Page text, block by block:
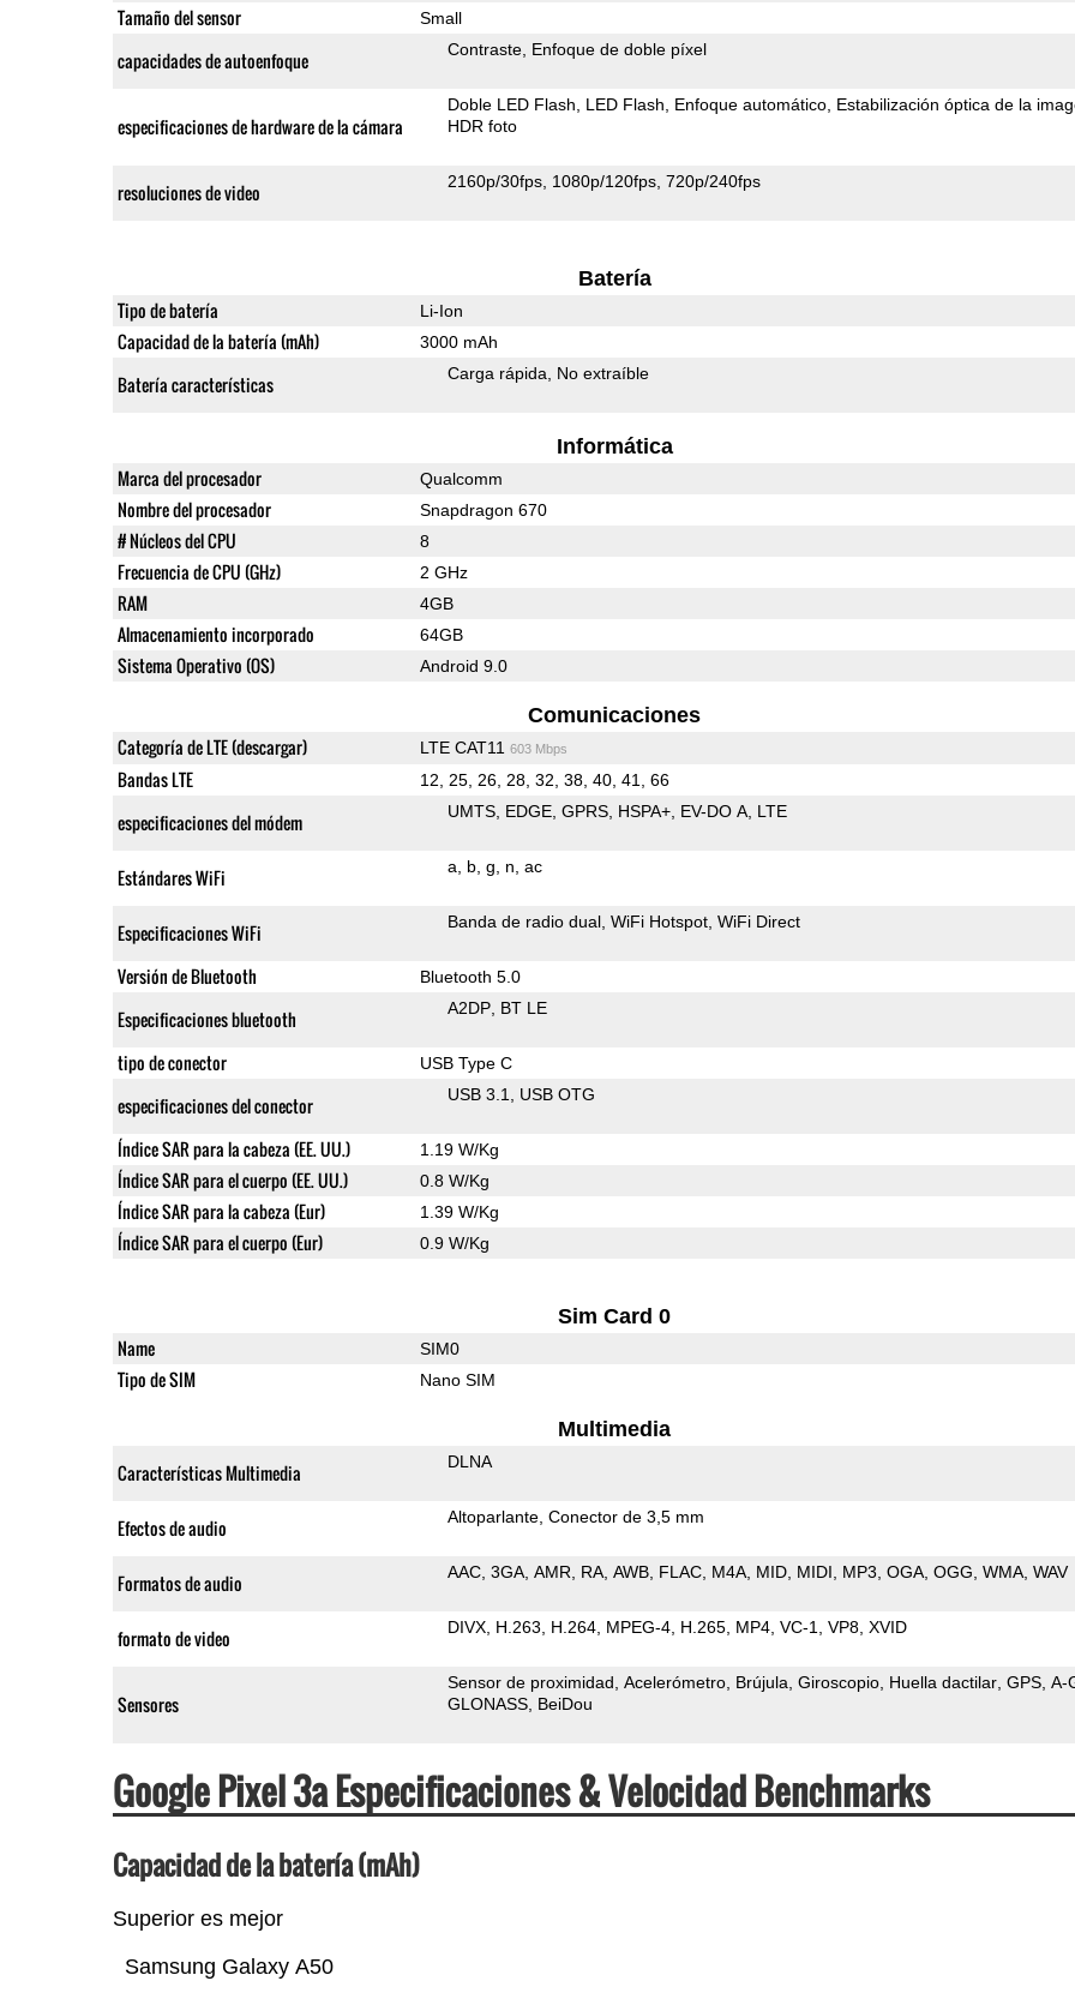
Tamaño del sensor Small
capacidades de autoenfoque Contraste Enfoque de doble píxel
especificaciones de hardware de la cámara
Doble LED Flash LED Flash Enfoque automático Estabilización óptica de la
HDR foto
resoluciones de video 2160p/30fps 1080p/120fps 720p/240fps
Batería
Tipo de batería Li-Ion
Capacidad de la batería (mAh) 3000 mAh
Batería características Carga rápida No extraíble
Informática
Marca del procesador Qualcomm
Nombre del procesador Snapdragon 670
# Núcleos del CPU 8
Frecuencia de CPU (GHz) 2 GHz
RAM 4GB
Almacenamiento incorporado 64GB
Sistema Operativo (OS) Android 9.0
Comunicaciones
Categoría de LTE (descargar) LTE CAT11 603 Mbps
Bandas LTE 12, 25, 26, 28, 32, 38, 40, 41, 66
especificaciones del módem UMTS EDGE GPRS HSPA+ EV-DO A LTE
Estándares WiFi a b g n ac
Especificaciones WiFi Banda de radio dual WiFi Hotspot WiFi Direct
Versión de Bluetooth Bluetooth 5.0
Especificaciones bluetooth A2DP BT LE
tipo de conector USB Type C
especificaciones del conector USB 3.1 USB OTG
Índice SAR para la cabeza (EE. UU.) 1.19 W/Kg
Índice SAR para el cuerpo (EE. UU.) 0.8 W/Kg
Índice SAR para la cabeza (Eur) 1.39 W/Kg
Índice SAR para el cuerpo (Eur) 0.9 W/Kg
Sim Card 0
Name SIM0
Tipo de SIM Nano SIM
Multimedia
Características Multimedia DLNA
Efectos de audio Altoparlante Conector de 3,5 mm
Formatos de audio AAC 3GA AMR RA AWB FLAC M4A MID MIDI MP3 OGA OGG WMA WAV
formato de video DIVX H.263 H.264 MPEG-4 H.265 MP4 VC-1 VP8 XVID
Sensores
Sensor de proximidad Acelerómetro Brújula Giroscopio Huella dactilar GPS A-
GLONASS BeiDou
Google Pixel 3a Especificaciones & Velocidad Benchmarks
Capacidad de la batería (mAh)
Superior es mejor
Samsung Galaxy A50